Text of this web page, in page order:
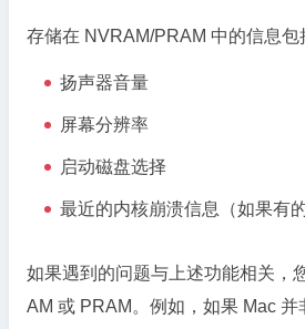
存储在 NVRAM/PRAM 中的信息包
扬声器音量
屏幕分辨率
启动磁盘选择
最近的内核崩溃信息（如果有的
如果遇到的问题与上述功能相关，
AM 或 PRAM。例如，如果 Mac 并